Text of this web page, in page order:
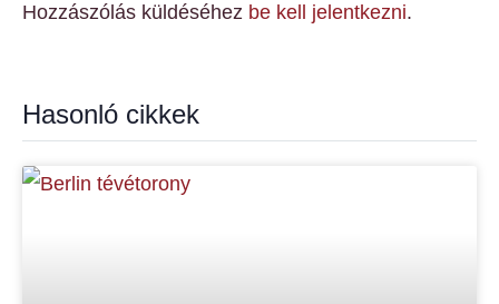
Hozzászólás küldéséhez be kell jelentkezni.
Hasonló cikkek